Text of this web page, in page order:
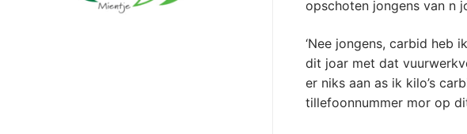
opschoten jongens van n
‘Nee jongens, carbid
dit joar met dat
er niks aan as ik kilo’s
tillefoonnummer mor op